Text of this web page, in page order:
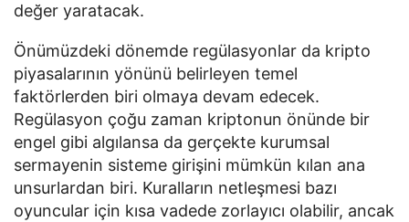
değer yaratacak.
Önümüzdeki dönemde regülasyonlar da kripto
piyasalarının yönünü belirleyen temel
faktörlerden biri olmaya devam edecek.
Regülasyon çoğu zaman kriptonun önünde bir
engel gibi algılansa da gerçekte kurumsal
sermayenin sisteme girişini mümkün kılan ana
unsurlardan biri. Kuralların netleşmesi bazı
oyuncular için kısa vadede zorlayıcı olabilir, ancak